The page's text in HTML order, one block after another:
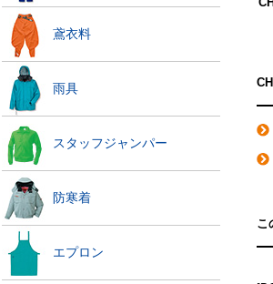
鳶衣料
雨具
スタッフジャンパー
防寒着
エプロン
こ